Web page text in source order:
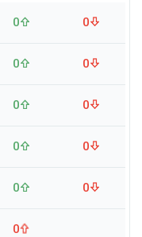
0 0
0 0
0 0
0 0
0 0
0